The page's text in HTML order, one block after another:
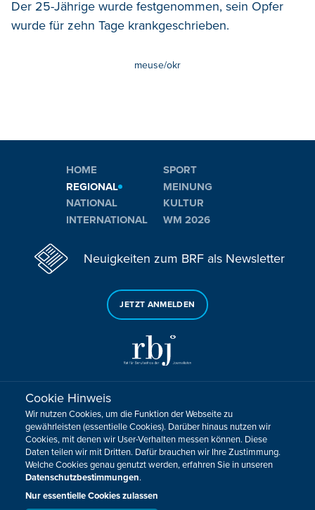
Der 25-Jährige wurde festgenommen, sein Opfer
wurde für zehn Tage krankgeschrieben.
meuse/okr
HOME
REGIONAL
NATIONAL
INTERNATIONAL
SPORT
MEINUNG
KULTUR
WM 2026
Neuigkeiten zum BRF als Newsletter
JETZT ANMELDEN
Sie haben noch Fragen oder Anmerkungen?
KONTAKTIEREN SIE UNS!
Impressum Datenschutz Kontakt
Barrierefreiheit
Cookie-Zustimmung anpassen
Design, Konzept & Programmierung:
Cookie Hinweis
Wir nutzen Cookies, um die Funktion der Webseite zu
gewährleisten (essentielle Cookies). Darüber hinaus nutzen wir
Cookies, mit denen wir User-Verhalten messen können. Diese
Daten teilen wir mit Dritten. Dafür brauchen wir Ihre Zustimmung.
Welche Cookies genau genutzt werden, erfahren Sie in unseren
Datenschutzbestimmungen.
Nur essentielle Cookies zulassen